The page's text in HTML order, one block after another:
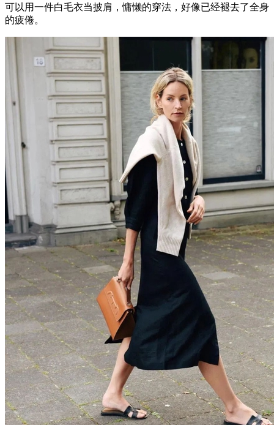
可以用一件白毛衣当披肩，慵懒的穿法，好像已经褪去了全身
的疲倦。